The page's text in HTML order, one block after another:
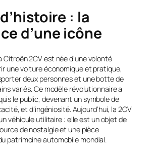
: la
d’une icône
Citroën 2CV est née d’une volonté
une voiture économique et pratique,
deux personnes et une botte de
variés. Ce modèle révolutionnaire a
le public, devenant un symbole de
et d’ingéniosité. Aujourd’hui, la 2CV
véhicule utilitaire : elle est un objet de
de nostalgie et une pièce
patrimoine automobile mondial.